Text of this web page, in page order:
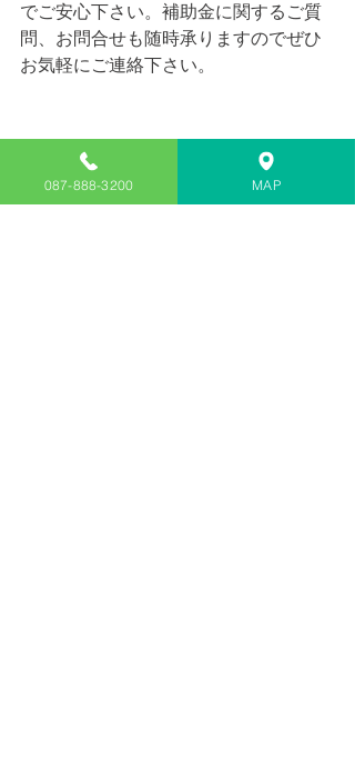
でご安心下さい。補助金に関するご質
問、お問合せも随時承りますのでぜひ
お気軽にご連絡下さい。
087-888-3200 MAP